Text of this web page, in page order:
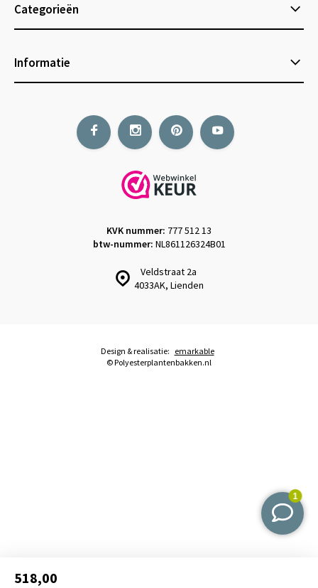
518,00
Categorieën
Informatie
Veldstraat 2a
4033AK, Lienden
KVK nummer: 777 512 13
btw-nummer: NL861126324B01
© Polyesterplantenbakken.nl
Design & realisatie: emarkable